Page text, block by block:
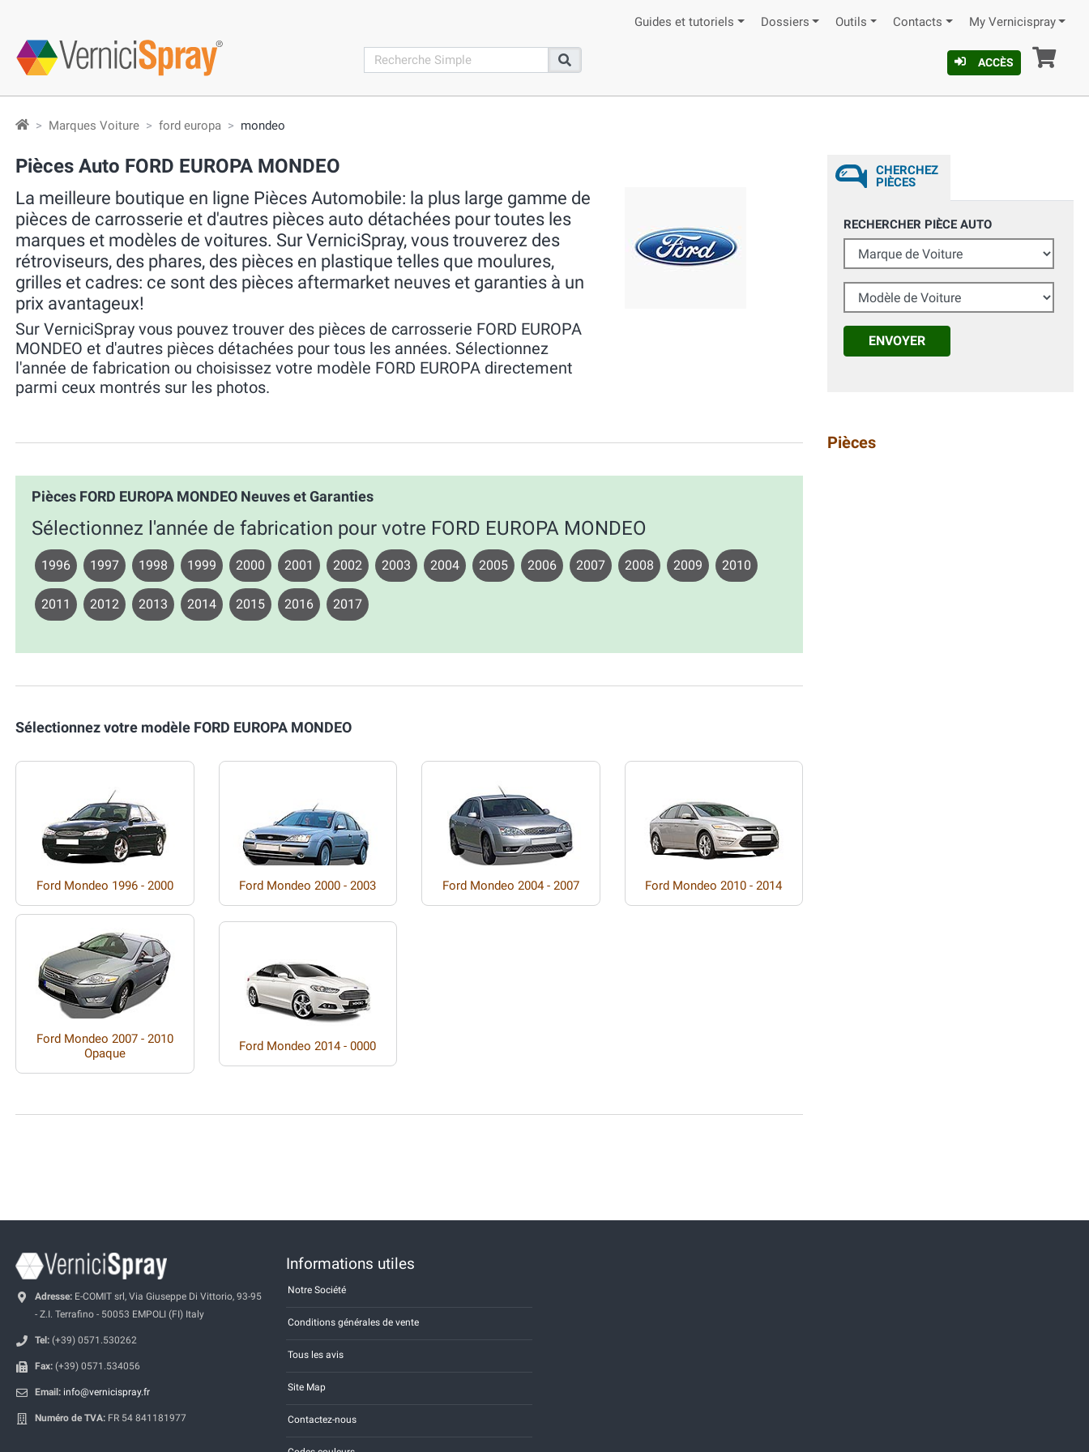
Guides et tutoriels Dossiers Outils Contacts My Vernicispray
search
Recherche
ACCÈS
Marques Voiture ford europa mondeo
Pièces Auto FORD EUROPA MONDEO
La meilleure boutique en ligne Pièces Automobile: la plus large gamme de
pièces de carrosserie et d'autres pièces auto détachées pour toutes les
marques et modèles de voitures. Sur VerniciSpray, vous trouverez des
rétroviseurs, des phares, des pièces en plastique telles que moulures,
grilles et cadres: ce sont des pièces aftermarket neuves et garanties à un
prix avantageux!
Sur VerniciSpray vous pouvez trouver des pièces de carrosserie FORD EUROPA
MONDEO et d'autres pièces détachées pour tous les années. Sélectionnez
l'année de fabrication ou choisissez votre modèle FORD EUROPA directement
parmi ceux montrés sur les photos.
Pièces FORD EUROPA MONDEO Neuves et Garanties
Sélectionnez l'année de fabrication pour votre FORD EUROPA MONDEO
1996 1997 1998 1999 2000 2001 2002 2003 2004 2005 2006 2007 2008 2009 2010
2011 2012 2013 2014 2015 2016 2017
Sélectionnez votre modèle FORD EUROPA MONDEO
Ford Mondeo 1996 - 2000 Ford Mondeo 2000 - 2003 Ford Mondeo 2004 - 2007 Ford Mondeo 2010 - 2014
Ford Mondeo 2007 - 2010
Opaque
Ford Mondeo 2014 - 0000
CHERCHEZ
PIÈCES
RECHERCHER PIÈCE AUTO
Marque de Voiture
Modèle de Voiture
ENVOYER
Pièces
Adresse: E-COMIT srl, Via Giuseppe Di Vittorio, 93-95
- Z.I. Terrafino - 50053 EMPOLI (FI) Italy
Tel: (+39) 0571.530262
Fax: (+39) 0571.534056
Email: info@vernicispray.fr
Numéro de TVA: FR 54 841181977
Informations utiles
Notre Société
Conditions générales de vente
Tous les avis
Site Map
Contactez-nous